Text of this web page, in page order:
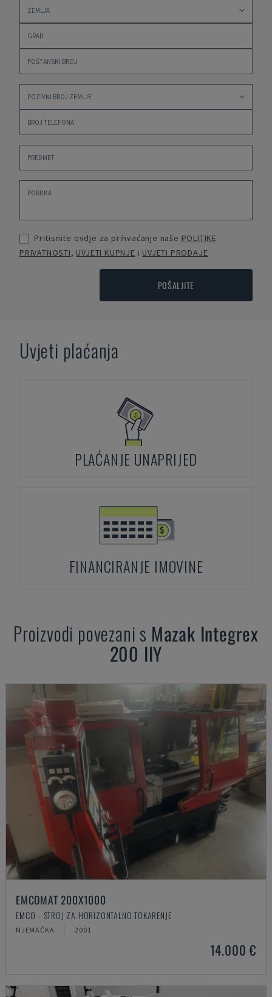
Pritisnite ovdje za prihvaćanje naše POLITIKE
PRIVATNOSTI, UVJETI KUPNJE i UVJETI PRODAJE
POŠALJITE
Uvjeti plaćanja
PLAĆANJE UNAPRIJED
FINANCIRANJE IMOVINE
Proizvodi povezani s Mazak Integrex
200 IIY
EMCOMAT 200X1000
EMCO - STROJ ZA HORIZONTALNO TOKARENJE
NJEMAČKA 2001
14.000 €